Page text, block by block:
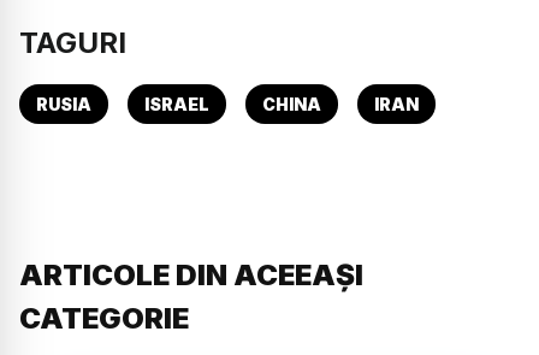
TAGURI
RUSIA ISRAEL CHINA IRAN
ARTICOLE DIN ACEEAȘI
CATEGORIE